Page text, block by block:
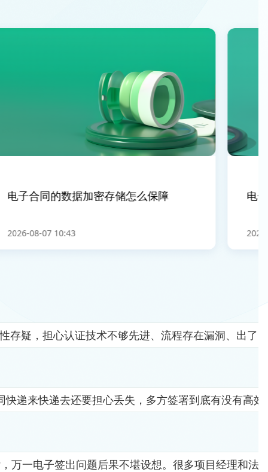
子合同的数据加密存储怎么保障
08-07 10:43
电子
2026-
疑，担心认证技术不够先进、流程存在漏洞、出了
递来快递去还要担心丢失，多方签署到底有没有高
一电子签出问题后果不堪设想。很多项目经理和法